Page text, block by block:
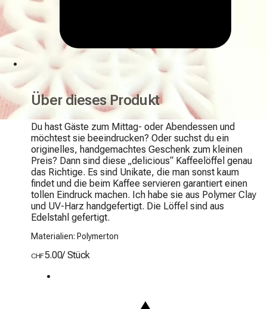
Über dieses Produkt
Du hast Gäste zum Mittag- oder Abendessen und
möchtest sie beeindrucken? Oder suchst du ein
originelles, handgemachtes Geschenk zum kleinen
Preis? Dann sind diese „delicious“ Kaffeelöffel genau
das Richtige. Es sind Unikate, die man sonst kaum
findet und die beim Kaffee servieren garantiert einen
tollen Eindruck machen. Ich habe sie aus Polymer Clay
und UV-Harz handgefertigt. Die Löffel sind aus
Edelstahl gefertigt.
Materialien: Polymerton
CHF5.00/ Stück